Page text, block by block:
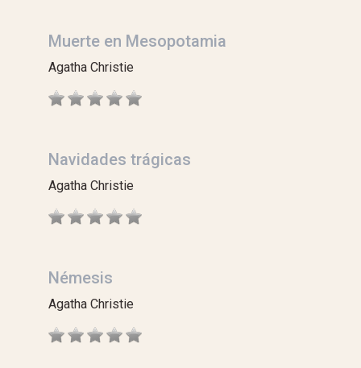
Muerte en Mesopotamia
Agatha Christie
Navidades trágicas
Agatha Christie
Némesis
Agatha Christie